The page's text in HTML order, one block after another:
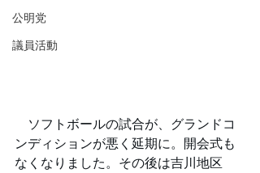
公明党
議員活動
ソフトボールの試合が、グランドコ
ンディションが悪く延期に。開会式も
なくなりました。その後は吉川地区